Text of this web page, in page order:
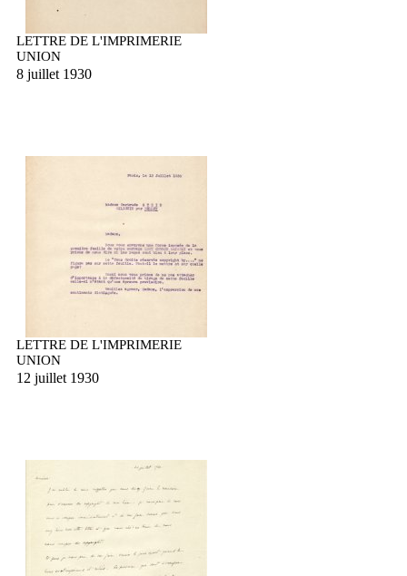
LETTRE DE L'IMPRIMERIE
UNION
8 juillet 1930
LETTRE DE L'IMPRIMERIE
UNION
12 juillet 1930